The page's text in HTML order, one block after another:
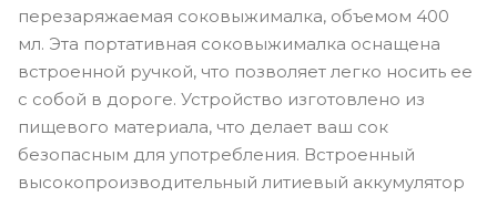
перезаряжаемая соковыжималка, объемом 400
мл. Эта портативная соковыжималка оснащена
встроенной ручкой, что позволяет легко носить ее
с собой в дороге. Устройство изготовлено из
пищевого материала, что делает ваш сок
безопасным для употребления. Встроенный
высокопроизводительный литиевый аккумулятор